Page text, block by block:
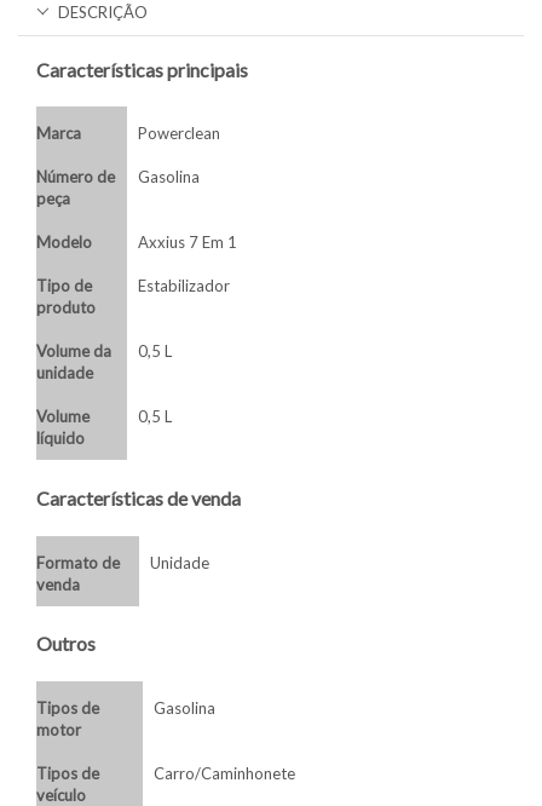
DESCRIÇÃO
Características principais
Marca Powerclean
Número de
peça
Gasolina
Modelo Axxius 7 Em 1
Tipo de
produto
Estabilizador
Volume da
unidade
0,5 L
Volume
líquido
0,5 L
Características de venda
Formato de
venda
Unidade
Outros
Tipos de
motor
Gasolina
Tipos de
veículo
Carro/Caminhonete